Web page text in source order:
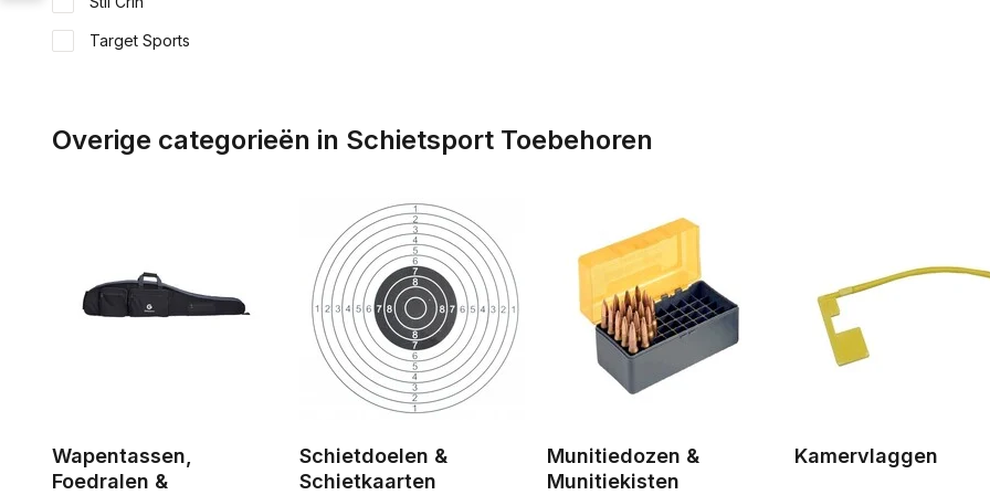
Target Sports
Overige categorieën in Schietsport Toebehoren
Wapentassen,
Foedralen &
Schietdoelen &
Schietkaarten
Munitiedozen &
Munitiekisten
Kamervlaggen